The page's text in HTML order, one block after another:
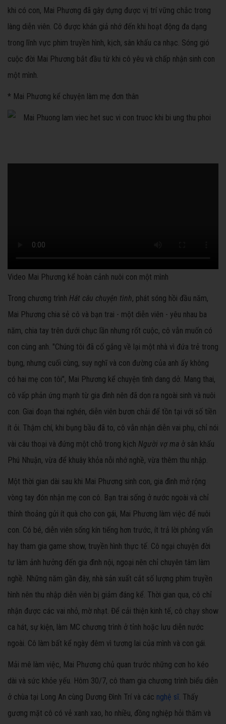
khi có con, Mai Phương đã gây dựng được vị trí vững chắc trong
làng diễn viên. Cô được khán giả nhớ đến khi hoạt động đa dạng
trong lĩnh vực phim truyền hình, kịch, sân khấu ca nhạc. Sóng gió
cuộc đời Mai Phương bắt đầu từ khi cô yêu và chấp nhận sinh con
một mình.
* Mai Phương kể chuyện làm mẹ đơn thân
Video Mai Phương kể hoàn cảnh nuôi con một mình
Trong chương trình Hát câu chuyện tình, phát sóng hồi đầu năm,
Mai Phương chia sẻ cô và bạn trai - một diễn viên - yêu nhau ba
năm, chia tay trên dưới chục lần nhưng rốt cuộc, cô vẫn muốn có
con cùng anh. "Chúng tôi đã cố gắng về lại một nhà vì đứa trẻ trong
bụng, nhưng cuối cùng, suy nghĩ và con đường của anh ấy không
có hai mẹ con tôi", Mai Phương kể chuyện tình dang dở. Mang thai,
cô vấp phản ứng mạnh từ gia đình nên đã dọn ra ngoài sinh và nuôi
con. Giai đoạn thai nghén, diễn viên bươn chải để tồn tại với số tiền
ít ỏi. Thậm chí, khi bụng bầu đã to, cô vẫn nhận diễn vai phụ, chỉ nói
vài câu thoại và đứng một chỗ trong kịch Người vợ ma ở sân khấu
Phú Nhuận, vừa để khuây khỏa nỗi nhớ nghề, vừa thêm thu nhập.
Một thời gian dài sau khi Mai Phương sinh con, gia đình mở rộng
vòng tay đón nhận mẹ con cô. Bạn trai sống ở nước ngoài và chỉ
thỉnh thoảng gửi ít quà cho con gái, Mai Phương làm việc để nuôi
con. Có bé, diễn viên sống kín tiếng hơn trước, ít trả lời phỏng vấn
hay tham gia game show, truyền hình thực tế. Cô ngại chuyện đời
tư làm ảnh hưởng đến gia đình nội, ngoại nên chỉ chuyên tâm làm
nghề. Những năm gần đây, nhà sản xuất cắt số lượng phim truyền
hình nên thu nhập diễn viên bị giảm đáng kể. Thời gian qua, cô chỉ
nhận được các vai nhỏ, mờ nhạt. Để cải thiện kinh tế, cô chạy show
ca hát, sự kiện, làm MC chương trình ở tỉnh hoặc lưu diễn nước
ngoài. Cô làm bất kể ngày đêm vì tương lai của mình và con gái.
Mải mê làm việc, Mai Phương chủ quan trước những cơn ho kéo
dài và sức khỏe yếu. Hôm 30/7, cô tham gia chương trình biểu diễn
ở chùa tại Long An cùng Dương Đình Trí và các nghệ sĩ. Thấy
gương mặt cô có vẻ xanh xao, ho nhiều, đồng nghiệp hỏi thăm và